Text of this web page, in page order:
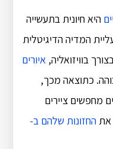
היא חיונית בתעשייה
המדיה הדיגיטלית
בוויזואליה,איורים
כתוצאה מכך,
מחפשים ציירים
אתהחזונות שלהם ב-